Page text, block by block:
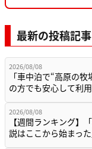
最新の投稿記
2026/08/08
「車中泊で“高原の
の方でも安心して利
2026/08/08
【週間ランキング】
説はここから始まっ